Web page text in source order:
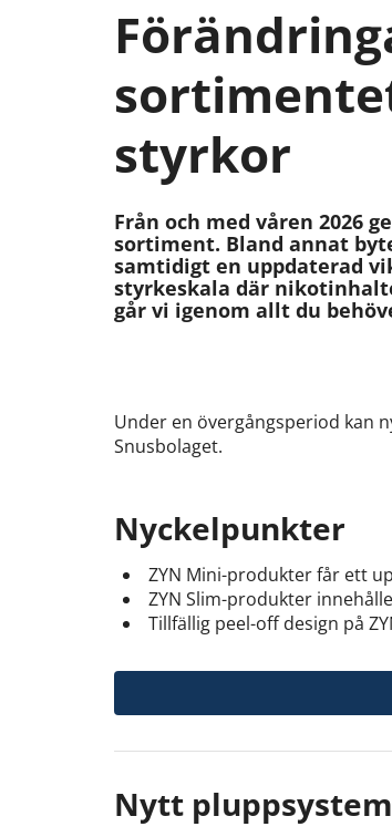
styrkor
Från och med våren 2026
sortiment. Bland annat
samtidigt en uppdaterad
styrkeskala där
går vi igenom allt du
Under en övergångsperiod kan
Snusbolaget.
Nyckelpunkter
ZYN Mini-produkter får ett
ZYN Slim-produkter
Tillfällig peel-off design på
Nytt